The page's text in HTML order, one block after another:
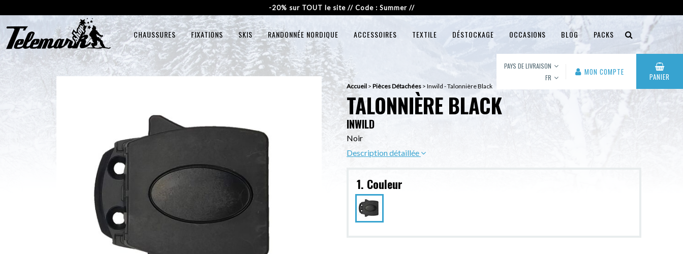
-20% sur TOUT le site // Code : Summer //
CHAUSSURES FIXATIONS SKIS RANDONNÉE NORDIQUE ACCESSOIRES TEXTILE DÉSTOCKAGE OCCASIONS BLOG PACKS
PAYS DE LIVRAISON
FR
MON COMPTE PANIER
Accueil > Pièces Détachées > Inwild - Talonnière Black
TALONNIÈRE BLACK
INWILD
Noir
Description détaillée
1. Couleur